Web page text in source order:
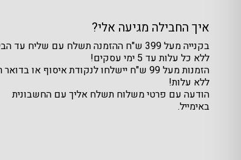
איך החבילה מגיעה אלי?
בקנייה מעל 399 ש"ח ההזמנה תשלח עם שליח עד
ללא כל עלות עד 5 ימי עסקים!
הזמנות מעל 99 ש"ח יישלחו לנקודת איסוף או
ללא עלות!
הודעה עם פרטי משלוח תשלח אליך עם החשבונית
באימייל.